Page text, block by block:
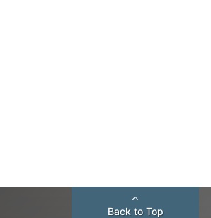
Back to Top